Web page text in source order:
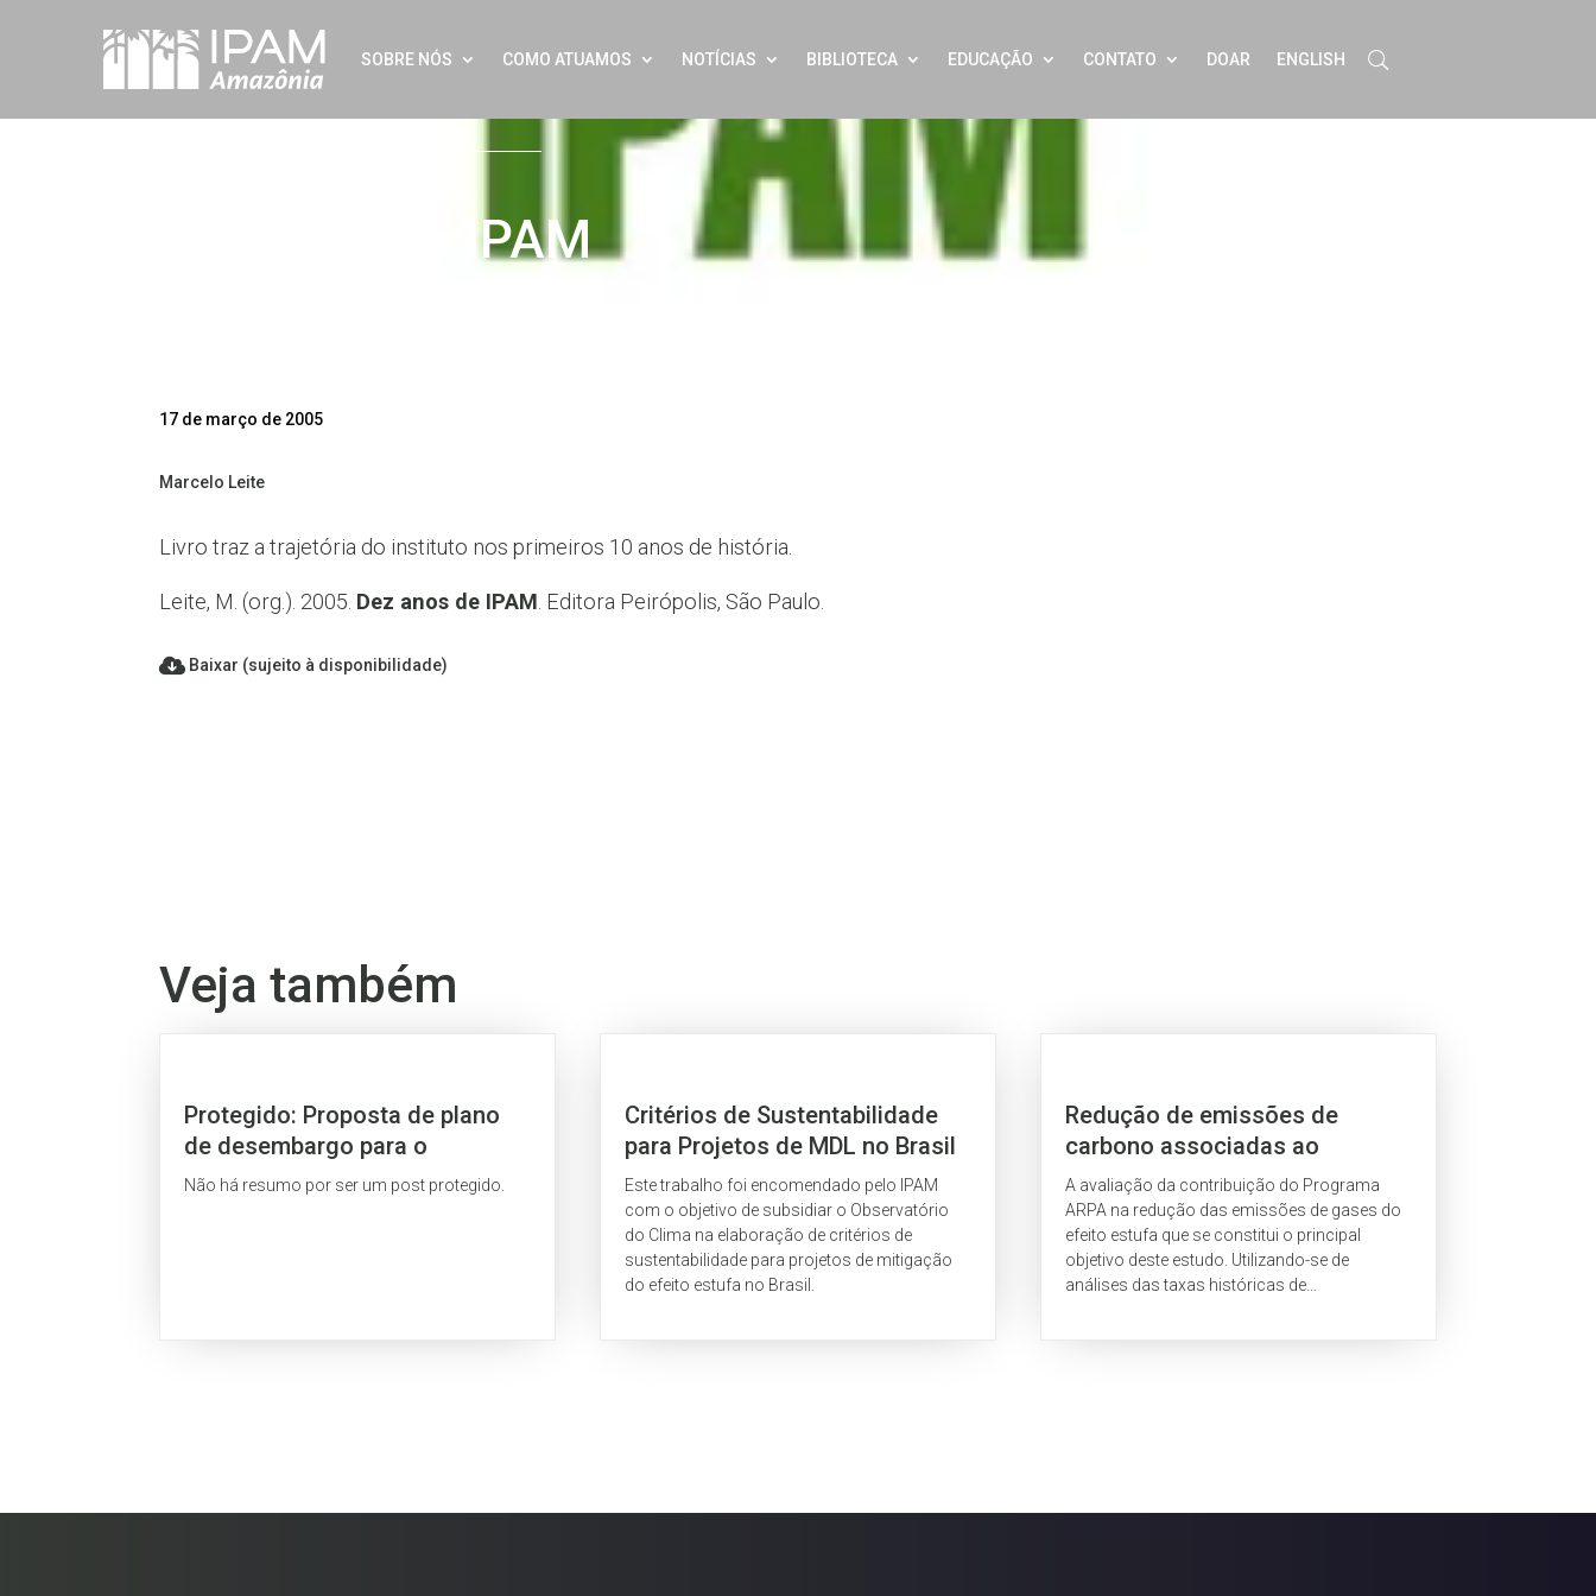
SOBRE NÓS COMO ATUAMOS NOTÍCIAS BIBLIOTECA EDUCAÇÃO CONTATO DOAR ENGLISH
Dez anos de IPAM
17 de março de 2005
Marcelo Leite
Livro traz a trajetória do instituto nos primeiros 10 anos de história.
Leite, M. (org.). 2005. Dez anos de IPAM . Editora Peirópolis, São Paulo.
Baixar (sujeito à disponibilidade)
Veja também
Protegido: Proposta de plano
de desembargo para o
município de Querência
Não há resumo por ser um post protegido.
Critérios de Sustentabilidade
para Projetos de MDL no Brasil
Este trabalho foi encomendado pelo IPAM
com o objetivo de subsidiar o Observatório
do Clima na elaboração de critérios de
sustentabilidade para projetos de mitigação
do efeito estufa no Brasil.
Redução de emissões de
carbono associadas ao
desmatamento no Brasil: o
papel do Programa Áreas
Protegidas da Amazônia
(ARPA).
A avaliação da contribuição do Programa
ARPA na redução das emissões de gases do
efeito estufa que se constitui o principal
objetivo deste estudo. Utilizando-se de
análises das taxas históricas de